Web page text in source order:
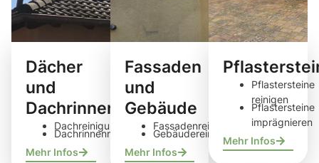
Dächer
und
Dachrinnen
Dachreinigung
Dachrinnenreinigung
Mehr Infos
Fassaden
und
Gebäude
Fassadenreinigung
Gebäudereinigung
Mehr Infos
Pflastersteine
reinigen
Pflastersteine
imprägnieren
Mehr Infos